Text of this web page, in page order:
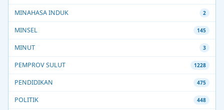
MINAHASA INDUK 2
MINSEL 145
MINUT 3
PEMPROV SULUT 1228
PENDIDIKAN 475
POLITIK 448